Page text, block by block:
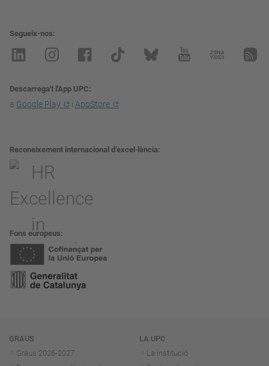
Segueix-nos
Descarrega't l'App UPC
a Google Play i AppStore
Reconeixement internacional d’excel·lència
Fons europeus
Navegació
GRAUS
Graus 2026-2027
LA UPC
La institució